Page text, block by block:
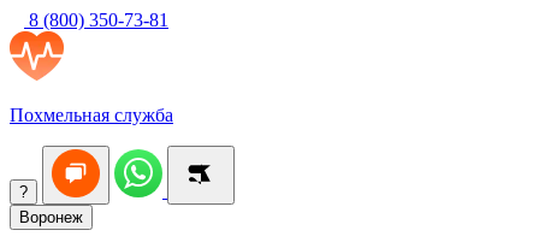
8 (800) 350-73-81
Похмельная служба
?
Воронеж